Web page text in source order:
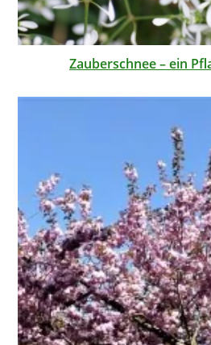
Zauberschnee – ein